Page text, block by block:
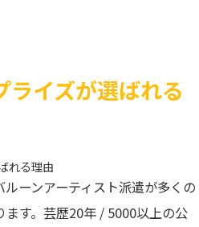
ライズが選ばれる
ーンアーティスト派遣が多くの
す。芸歴20年 / 5000以上の公